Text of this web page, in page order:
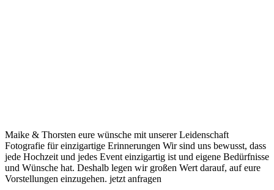
Maike & Thorsten eure wünsche mit unserer Leidenschaft
Fotografie für einzigartige Erinnerungen Wir sind uns bewusst, dass
jede Hochzeit und jedes Event einzigartig ist und eigene Bedürfnisse
und Wünsche hat. Deshalb legen wir großen Wert darauf, auf eure
Vorstellungen einzugehen. jetzt anfragen